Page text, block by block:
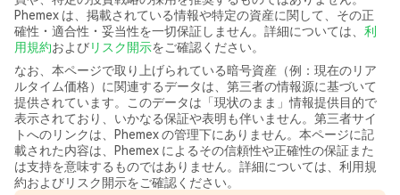
Phemex は、掲載されている情報や特定の資産に関して、その正
確性・適合性・妥当性を一切保証しません。詳細については、 利
用規約およびリスク開示をご確認ください。
なお、本ページで取り上げられている暗号資産（例：現在のリア
ルタイム価格）に関連するデータは、第三者の情報源に基づいて
提供されています。このデータは「現状のまま」情報提供目的で
表示されており、いかなる保証や表明も伴いません。第三者サイ
トへのリンクは、Phemex の管理下にありません。本ページに記
載された内容は、Phemex によるその信頼性や正確性の保証また
は支持を意味するものではありません。詳細については、利用規
約およびリスク開示をご確認ください。